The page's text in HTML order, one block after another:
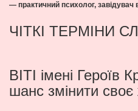
— практичний психолог, завідувач
ЧІТКІ ТЕРМІНИ
ВІТІ імені Героїв
шанс змінити